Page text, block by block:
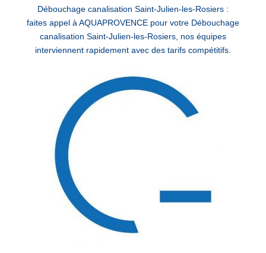
Débouchage canalisation Saint-Julien-les-Rosiers :
faites appel à AQUAPROVENCE pour votre Débouchage
canalisation Saint-Julien-les-Rosiers, nos équipes
interviennent rapidement avec des tarifs compétitifs.